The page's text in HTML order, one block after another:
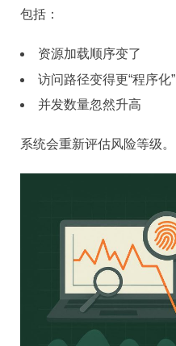
包括：
资源加载顺序变了
访问路径变得更“程序化”
并发数量忽然升高
系统会重新评估风险等级。